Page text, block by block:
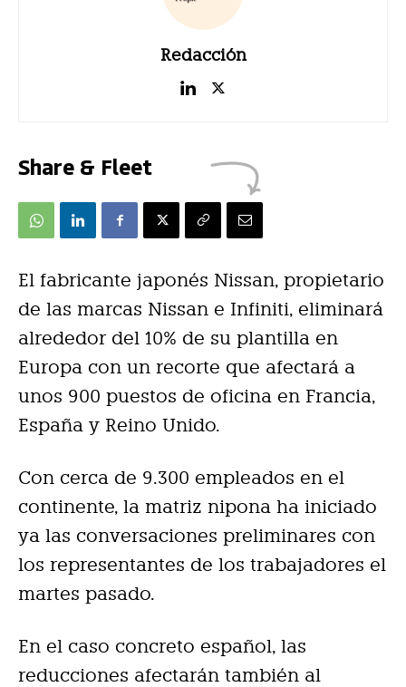
Redacción
Share & Fleet
El fabricante japonés Nissan, propietario
de las marcas Nissan e Infiniti, eliminará
alrededor del 10% de su plantilla en
Europa con un recorte que afectará a
unos 900 puestos de oficina en Francia,
España y Reino Unido.
Con cerca de 9.300 empleados en el
continente, la matriz nipona ha iniciado
ya las conversaciones preliminares con
los representantes de los trabajadores el
martes pasado.
En el caso concreto español, las
reducciones afectarán también al